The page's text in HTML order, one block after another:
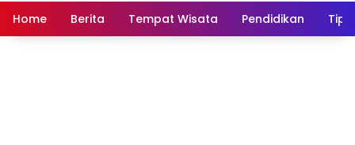
Home Berita Tempat Wisata Pendidikan